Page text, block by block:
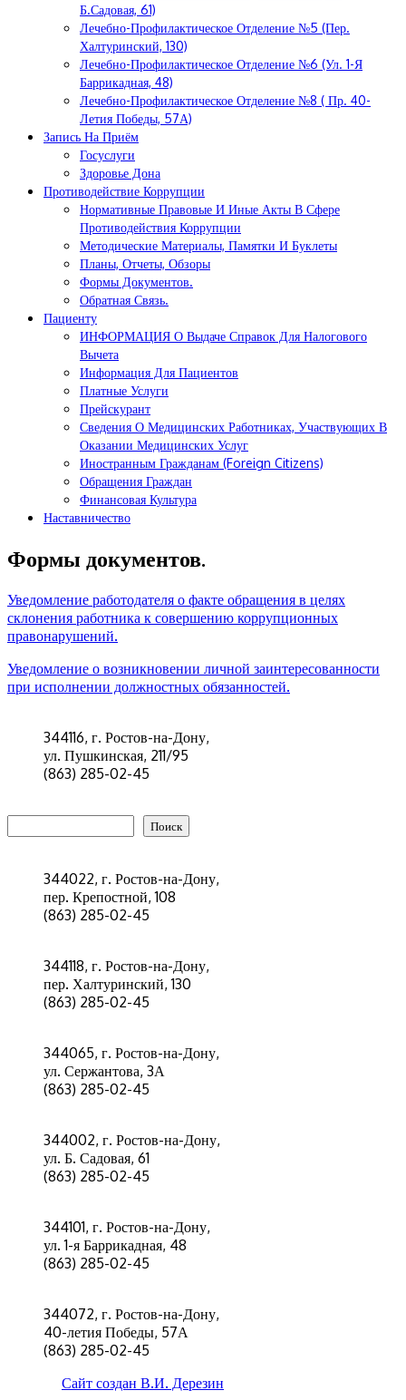
Б.Садовая, 61)
Лечебно-Профилактическое Отделение №5 (пер.
Халтуринский, 130)
Лечебно-Профилактическое Отделение №6 (ул. 1-Я
Баррикадная, 48)
Лечебно-Профилактическое Отделение №8 ( Пр. 40-
Летия Победы, 57А)
Запись На Приём
Госуслуги
Здоровье Дона
Противодействие Коррупции
Нормативные Правовые И Иные Акты В Сфере
Противодействия Коррупции
Методические Материалы, Памятки И Буклеты
Планы, Отчеты, Обзоры
Формы Документов.
Обратная Связь.
Пациенту
ИНФОРМАЦИЯ О Выдаче Справок Для Налогового
Вычета
Информация Для Пациентов
Платные Услуги
Прейскурант
Сведения О Медицинских Работниках, Участвующих В
Оказании Медицинских Услуг
Иностранным Гражданам (Foreign Citizens)
Обращения Граждан
Финансовая Культура
Наставничество
Формы документов.
Уведомление работодателя о факте обращения в целях
склонения работника к совершению коррупционных
правонарушений.
Уведомление о возникновении личной заинтересованности
при исполнении должностных обязанностей.
344116, г. Ростов-на-Дону,
ул. Пушкинская, 211/95
(863) 285-02-45
Поиск
344022, г. Ростов-на-Дону,
пер. Крепостной, 108
(863) 285-02-45
344118, г. Ростов-на-Дону,
пер. Халтуринский, 130
(863) 285-02-45
344065, г. Ростов-на-Дону,
ул. Сержантова, 3А
(863) 285-02-45
344002, г. Ростов-на-Дону,
ул. Б. Садовая, 61
(863) 285-02-45
344101, г. Ростов-на-Дону,
ул. 1-я Баррикадная, 48
(863) 285-02-45
344072, г. Ростов-на-Дону,
40-летия Победы, 57А
(863) 285-02-45
Сайт создан В.И. Дерезин